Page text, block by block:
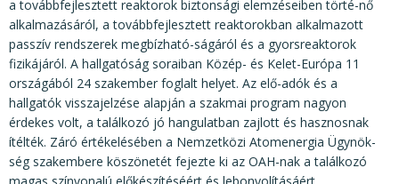
a továbbfejlesztett reaktorok biztonsági elemzéseiben törté-nő
alkalmazásáról, a továbbfejlesztett reaktorokban alkalmazott
passzív rendszerek megbízható-ságáról és a gyorsreaktorok
fizikájáról. A hallgatóság soraiban Közép- és Kelet-Európa 11
országából 24 szakember foglalt helyet. Az elő-adók és a
hallgatók visszajelzése alapján a szakmai program nagyon
érdekes volt, a találkozó jó hangulatban zajlott és hasznosnak
ítélték. Záró értékelésében a Nemzetközi Atomenergia Ügynök-
ség szakembere köszönetét fejezte ki az OAH-nak a találkozó